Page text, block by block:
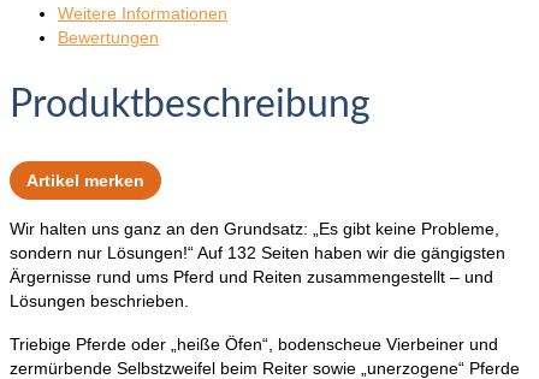
Weitere Informationen
Bewertungen
Produktbeschreibung
Artikel merken
Wir halten uns ganz an den Grundsatz: „Es gibt keine Probleme,
sondern nur Lösungen!“ Auf 132 Seiten haben wir die gängigsten
Ärgernisse rund ums Pferd und Reiten zusammengestellt – und
Lösungen beschrieben.
Triebige Pferde oder „heiße Öfen“, bodenscheue Vierbeiner und
zermürbende Selbstzweifel beim Reiter sowie „unerzogene“ Pferde